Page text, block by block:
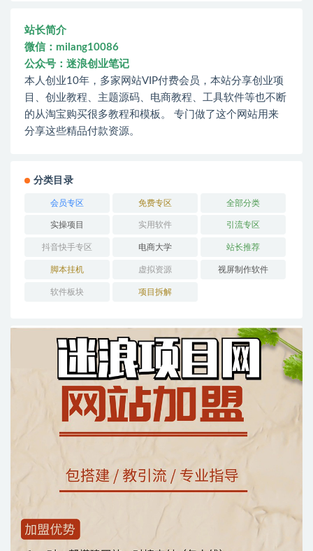
站长简介
微信：milang10086
公众号：迷浪创业笔记
本人创业10年，多家网站VIP付费会员，本站分享创业项
目、创业教程、主题源码、电商教程、工具软件等也不断
的从淘宝购买很多教程和模板。 专门做了这个网站用来
分享这些精品付款资源。
分类目录
会员专区 免费专区 全部分类
实操项目 实用软件 引流专区
抖音快手专区 电商大学 站长推荐
脚本挂机 虚拟资源 视屏制作软件
软件板块 项目拆解